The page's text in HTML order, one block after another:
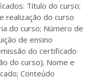
Título do curso;
realização do curso
do curso; Número de
de ensino
do certificado
do curso); Nome e
Conteúdo